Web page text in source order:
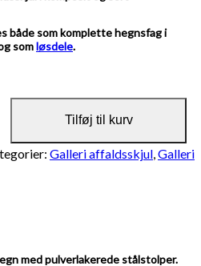
både som komplette hegnsfag i
somløsdele.
+
Tilføj til kurv
Galleri affaldsskjul,Galleri
med pulverlakerede stålstolper.